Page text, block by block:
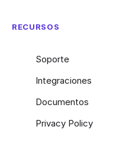
RECURSOS
Soporte
Integraciones
Documentos
Privacy Policy​